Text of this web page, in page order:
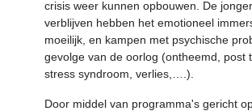
crisis weer kunnen opbouwen. De
verblijven hebben het emotioneel
moeilijk, en kampen met psychische
gevolge van de oorlog (ontheemd, post
stress syndroom, verlies,….).
Door middel van programma's gericht